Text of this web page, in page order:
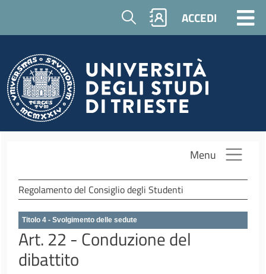
Salta al contenuto principale
Cerca ACCEDI
Menu
Regolamento del Consiglio degli Studenti
Titolo 4 - Svolgimento delle sedute
Art. 22 - Conduzione del
dibattito